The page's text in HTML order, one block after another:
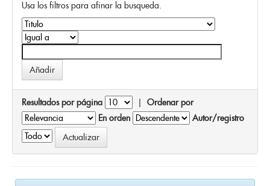
Usa los filtros para afinar la busqueda.
Resultados por página | Ordenar por
En orden
Autor/registro